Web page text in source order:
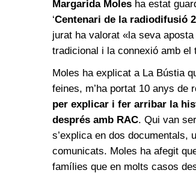
Margarida Moles ha estat
‘Centenari de la radiodifusió
jurat ha valorat «la seva
tradicional i la connexió amb el
Moles ha explicat a La Bústia
feines, m’ha portat 10 anys de
per explicar i fer arribar la
després amb RAC. Qui van
s’explica en dos documentals,
comunicats. Moles ha afegit
famílies que en molts casos